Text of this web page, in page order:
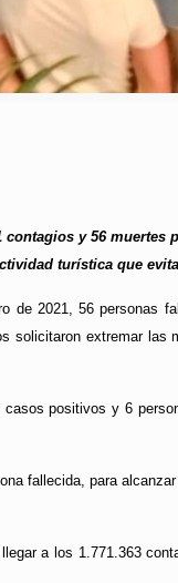
y 56
turística que
de 2021, 56 personas
solicitaron extremar
positivos y 6
fallecida, para
a los 1.771.363